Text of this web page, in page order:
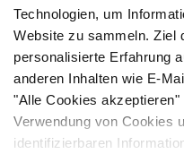
Technologien, um
Website zu sammeln. Ziel
personalisierte Erfahrung
anderen Inhalten wie E-
"Alle Cookies
Verwendung von Cookies
identifizierbaren